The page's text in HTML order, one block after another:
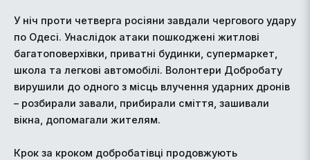
У ніч проти четверга росіяни завдали чергового удару
по Одесі. Унаслідок атаки пошкоджені житлові
багатоповерхівки, приватні будинки, супермаркет,
школа та легкові автомобілі. Волонтери Добробату
вирушили до одного з місць влучення ударних дронів
– розбирали завали, прибирали сміття, зашивали
вікна, допомагали жителям.
Крок за кроком добробатівці продовжують